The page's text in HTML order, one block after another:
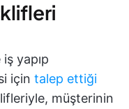
yapıp
için talep ettiği
müşterinin